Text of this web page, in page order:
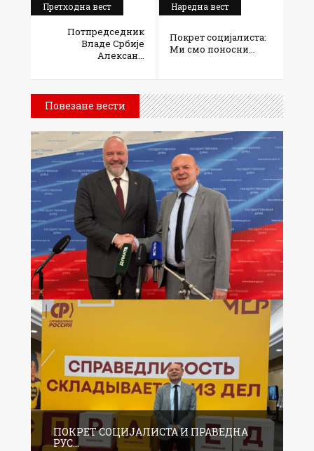
Претходна вест
Потпредседник
Владе Србије
Алексан...
Наредна вест
Покрет социјалиста:
Ми смо поносни...
Повезане вести
ПОКРЕТ СОЦИЈАЛИСТА И ПРАВЕДНА
РУС...